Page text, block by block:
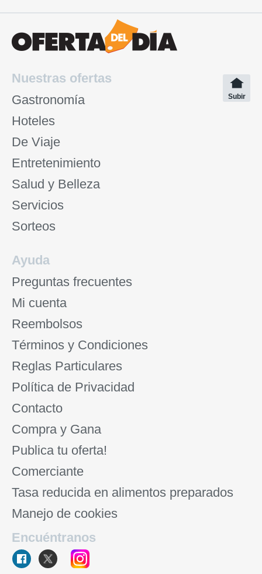
Nuestras ofertas
Gastronomía
Hoteles
De Viaje
Entretenimiento
Salud y Belleza
Servicios
Sorteos
Subir
Ayuda
Preguntas frecuentes
Mi cuenta
Reembolsos
Términos y Condiciones
Reglas Particulares
Política de Privacidad
Contacto
Compra y Gana
Publica tu oferta!
Comerciante
Tasa reducida en alimentos preparados
Manejo de cookies
Encuéntranos